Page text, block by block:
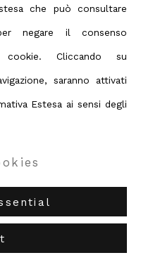
A, 16121 Genova
21, 20122 Milano
che può consultare
negare il consenso
cookie. Cliccando su
saranno attivati
Estesa ai sensi degli